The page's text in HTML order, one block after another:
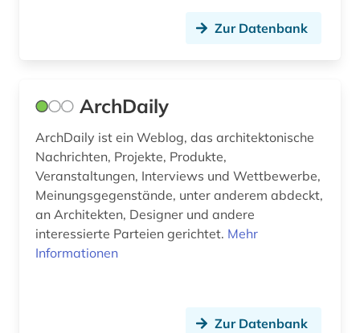
forschungsbericht (2)
forschungsprojekt (1)
fotografie (3)
frankreich (2)
frauen (1)
Zur Datenbank
ArchDaily
ArchDaily ist ein Weblog, das architektonische
Nachrichten, Projekte, Produkte,
Veranstaltungen, Interviews und Wettbewerbe,
Meinungsgegenstände, unter anderem abdeckt,
an Architekten, Designer und andere
interessierte Parteien gerichtet. Mehr
Informationen
Zur Datenbank